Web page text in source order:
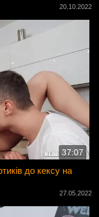
20.10.2022
37:07
до кексу на
27.05.2022